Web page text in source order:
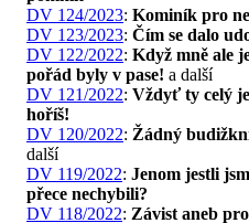
DV 124/2023: Kominík pro
DV 123/2023: Čím se dalo
DV 122/2022: Když mně ale
pořád byly v pase! a další
DV 121/2022: Vždyť ty celý
hoříš!
DV 120/2022: Žádný
další
DV 119/2022: Jenom jestli
přece nechybili?
DV 118/2022: Závist aneb